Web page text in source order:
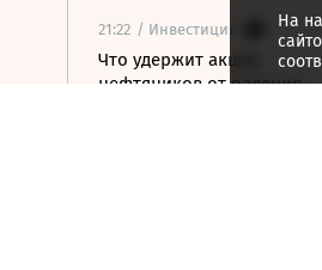
21:22 / Инвестиции
Что удержит акции
нефтяников от падения
На